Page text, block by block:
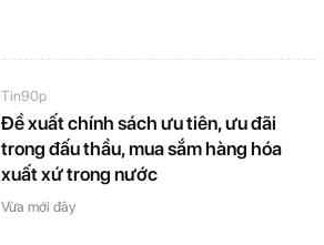
Tin90p
Đề xuất chính sách ưu tiên, ưu đãi
trong đấu thầu, mua sắm hàng hóa
xuất xứ trong nước
Vừa mới đây